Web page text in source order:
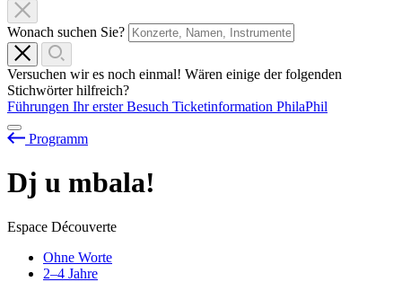
Wonach suchen Sie?
Versuchen wir es noch einmal! Wären einige der folgenden
Stichwörter hilfreich?
Führungen Ihr erster Besuch Ticketinformation PhilaPhil
Programm
Dj u mbala!
Espace Découverte
Ohne Worte
2–4 Jahre